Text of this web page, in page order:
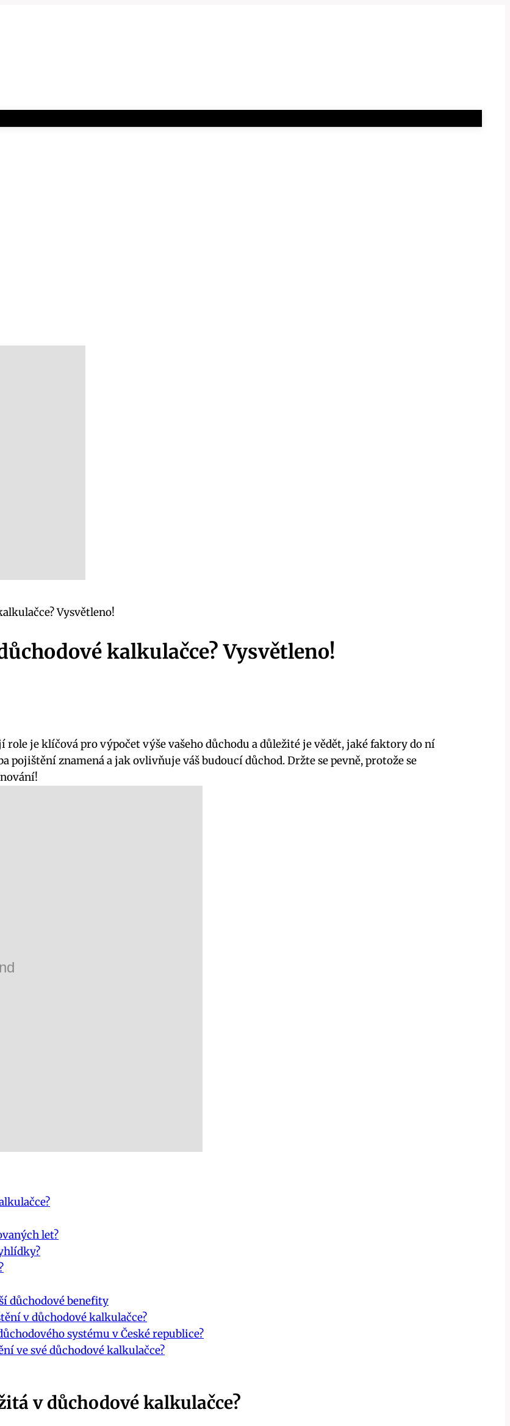
Vysvětleno!
kalkulačce? Vysvětleno!
je klíčová pro výpočet výše vašeho důchodu a důležité je vědět, jaké faktory do ní
pojištění znamená a jak ovlivňuje váš budoucí důchod. Držte se pevně, protože se
let?
důchodové benefity
v důchodové kalkulačce?
systému v České republice?
ve své důchodové kalkulačce?
v důchodové kalkulačce?